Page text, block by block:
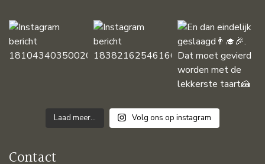
Laad meer... Volg ons op instagram
Contact